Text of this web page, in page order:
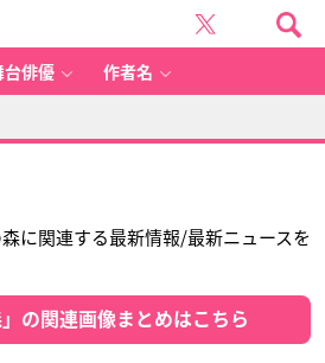
台俳優 作者名
に関連する最新情報/最新ニュースを
」の関連画像まとめはこちら